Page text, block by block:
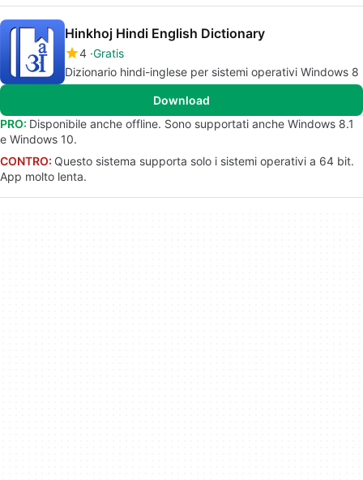
Hinkhoj Hindi English Dictionary
4 Gratis
Dizionario hindi-inglese per sistemi operativi Windows 8
Download
PRO: Disponibile anche offline. Sono supportati anche Windows 8.1
e Windows 10.
CONTRO: Questo sistema supporta solo i sistemi operativi a 64 bit.
App molto lenta.